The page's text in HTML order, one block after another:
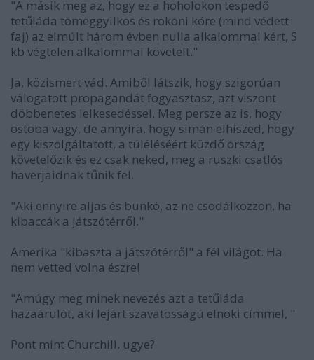
"A másik meg az, hogy ez a hoholokon tespedő
tetűláda tömeggyilkos és rokoni köre (mind védett
faj) az elmúlt három évben nulla alkalommal kért, S
kb végtelen alkalommal követelt."
Ja, közismert vád. Amiből látszik, hogy szigorúan
válogatott propagandát fogyasztasz, azt viszont
döbbenetes lelkesedéssel. Meg persze az is, hogy
ostoba vagy, de annyira, hogy simán elhiszed, hogy
egy kiszolgáltatott, a túléléséért küzdő ország
követelőzik és ez csak neked, meg a ruszki csatlós
haverjaidnak tűnik fel.
"Aki ennyire aljas és bunkó, az ne csodálkozzon, ha
kibaccák a játszótérről."
Amerika "kibaszta a játszótérről" a fél világot. Ha
nem vetted volna észre!
"Amúgy meg minek nevezés azt a tetűláda
hazaárulót, aki lejárt szavatosságú elnöki címmel, "
Pont mint Churchill, ugye?